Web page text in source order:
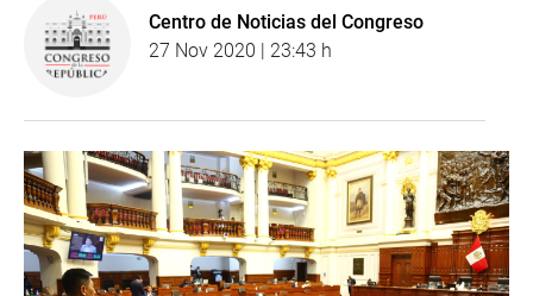
Centro de Noticias del Congreso
27 Nov 2020 | 23:43 h